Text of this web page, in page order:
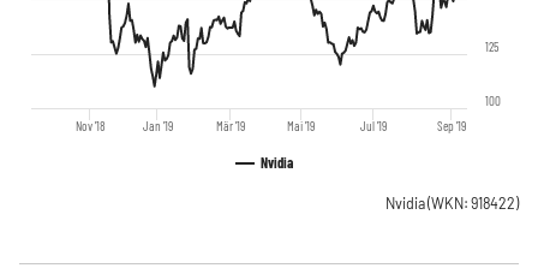
Nvidia
Nov '18 Jan '19 Mär '19 Mai '19 Jul '19 Sep '19
100
125
Nvidia(WKN: 918422)